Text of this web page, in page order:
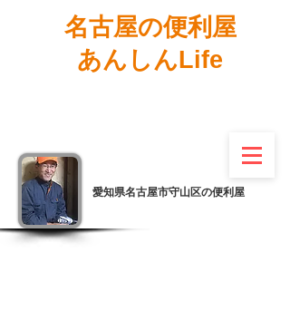
名古屋の便利屋
あんしんLife
愛知県名古屋市守山区の便利屋